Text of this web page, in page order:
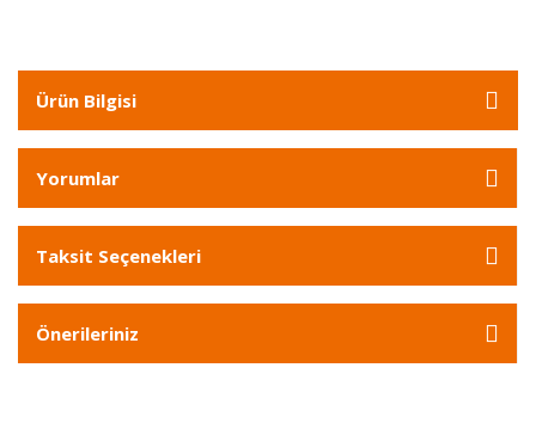
Ürün Bilgisi
Yorumlar
Taksit Seçenekleri
Önerileriniz